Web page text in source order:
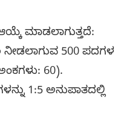
ಮಾಡಲಾಗುತ್ತದೆ:
500 ಪದಗಳ
60).
1:5 ಅನುಪಾತದಲ್ಲಿ